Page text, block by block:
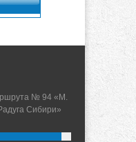
№ 94 «М.
Сибири»